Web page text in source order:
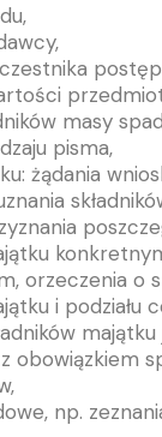
masy
pisma,
żądania
orzeczenia o
i podziału
obowiązkiem
np.